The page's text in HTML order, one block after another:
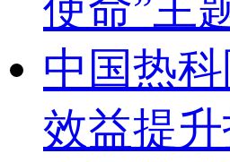
中国热
效益提